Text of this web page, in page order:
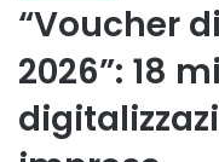
“Voucher
2026”: 18